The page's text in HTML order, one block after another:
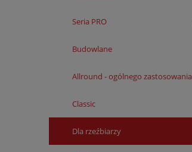
Seria PRO
Budowlane
Allround - ogólnego zastosowania
Classic
Dla rzeźbiarzy